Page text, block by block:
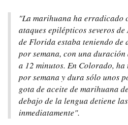
"La marihuana ha erradicado
ataques epilépticos severos
de Florida estaba teniendo de
por semana, con una
a 12 minutos. En Colorado,
por semana y dura sólo unos
gota de aceite de marihuana
debajo de la lengua detiene
inmediatamente".